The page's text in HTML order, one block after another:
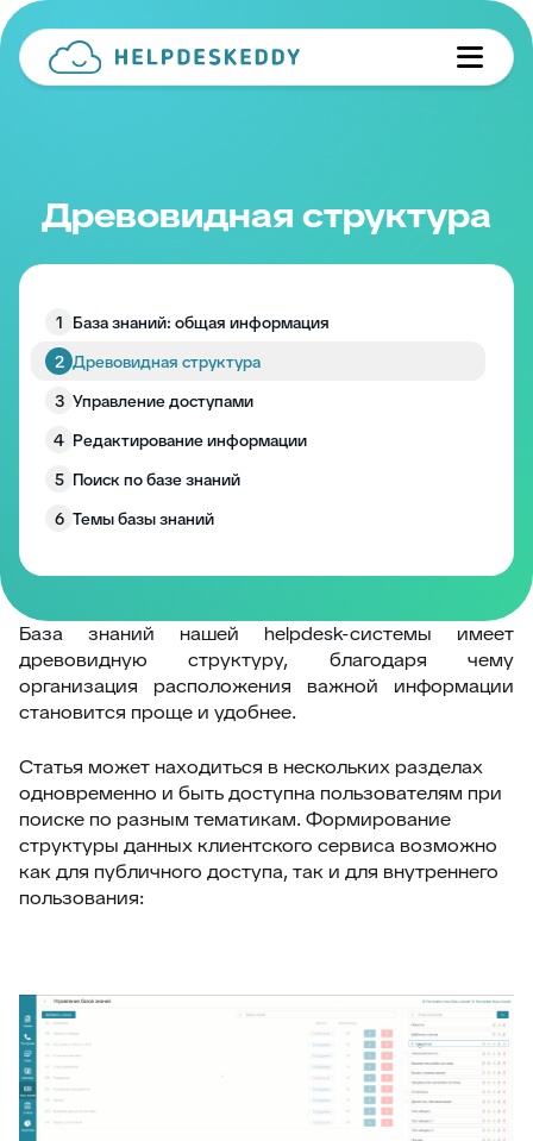
Древовидная структура
1 База знаний: общая информация
2 Древовидная структура
3 Управление доступами
4 Редактирование информации
5 Поиск по базе знаний
6 Темы базы знаний
База знаний нашей helpdesk-системы имеет
древовидную структуру, благодаря чему
организация расположения важной информации
становится проще и удобнее.
Статья может находиться в нескольких разделах
одновременно и быть доступна пользователям при
поиске по разным тематикам. Формирование
структуры данных клиентского сервиса возможно
как для публичного доступа, так и для внутреннего
пользования: